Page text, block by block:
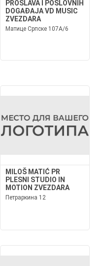
PROSLAVA I POSLOVNIH
DOGAĐAJA VD MUSIC
ZVEZDARA
Матице Српске 107А/6
MILOŠ MATIĆ PR
PLESNI STUDIO IN
MOTION ZVEZDARA
Петраркина 12